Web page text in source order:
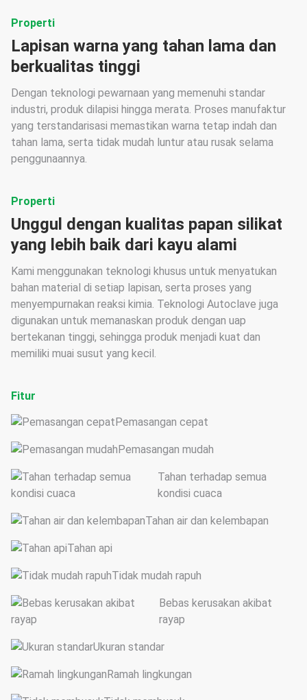
Properti
Lapisan warna yang tahan lama dan
berkualitas tinggi
Dengan teknologi pewarnaan yang memenuhi standar
industri, produk dilapisi hingga merata. Proses manufaktur
yang terstandarisasi memastikan warna tetap indah dan
tahan lama, serta tidak mudah luntur atau rusak selama
penggunaannya.
Properti
Unggul dengan kualitas papan silikat
yang lebih baik dari kayu alami
Kami menggunakan teknologi khusus untuk menyatukan
bahan material di setiap lapisan, serta proses yang
menyempurnakan reaksi kimia. Teknologi Autoclave juga
digunakan untuk memanaskan produk dengan uap
bertekanan tinggi, sehingga produk menjadi kuat dan
memiliki muai susut yang kecil.
Fitur
Pemasangan cepat
Pemasangan mudah
Tahan terhadap semua
kondisi cuaca
Tahan air dan kelembapan
Tahan api
Tidak mudah rapuh
Bebas kerusakan akibat
rayap
Ukuran standar
Ramah lingkungan